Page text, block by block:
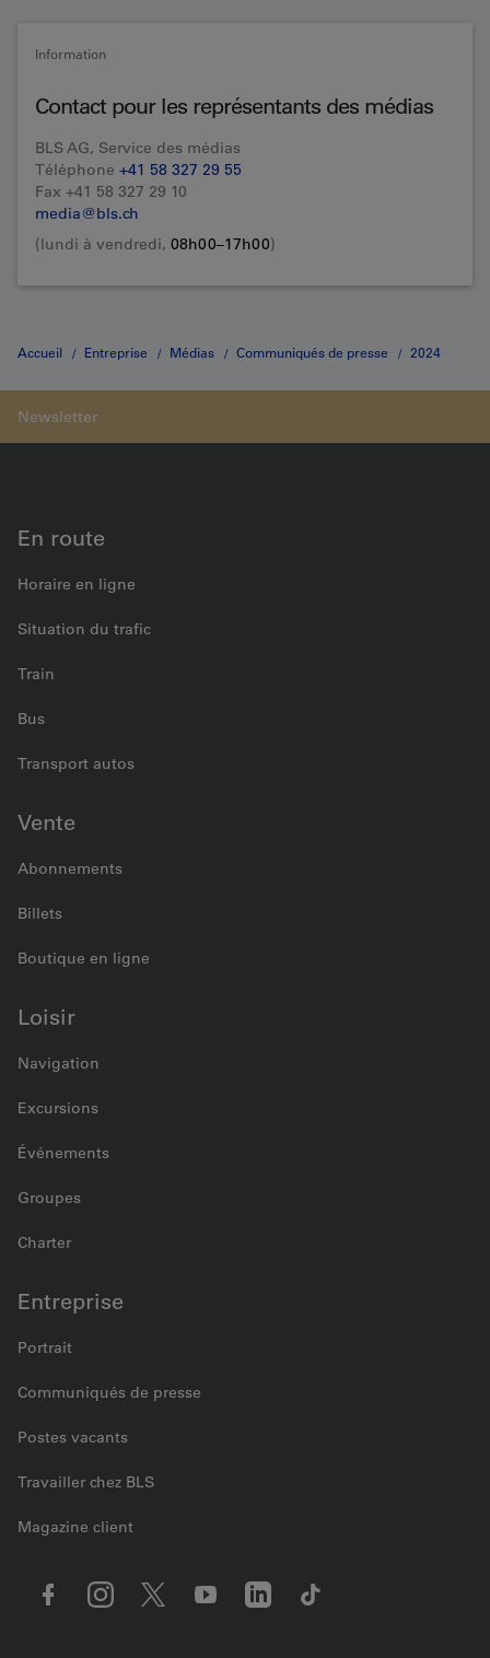
Information
Contact pour les représentants des médias
BLS AG, Service des médias
Téléphone +41 58 327 29 55
Fax +41 58 327 29 10
media@bls.ch
(lundi à vendredi, 08h00–17h00)
Accueil Entreprise Médias Communiqués de presse 2024
En route
Horaire en ligne
Situation du trafic
Train
Bus
Transport autos
Vente
Abonnements
Billets
Boutique en ligne
Loisir
Navigation
Excursions
Événements
Groupes
Charter
Entreprise
Portrait
Communiqués de presse
Postes vacants
Travailler chez BLS
Magazine client